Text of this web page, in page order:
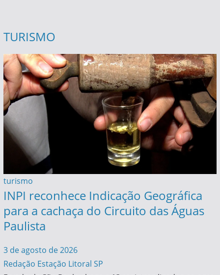
TURISMO
turismo
INPI reconhece Indicação Geográfica
para a cachaça do Circuito das Águas
Paulista
3 de agosto de 2026
Redação Estação Litoral SP